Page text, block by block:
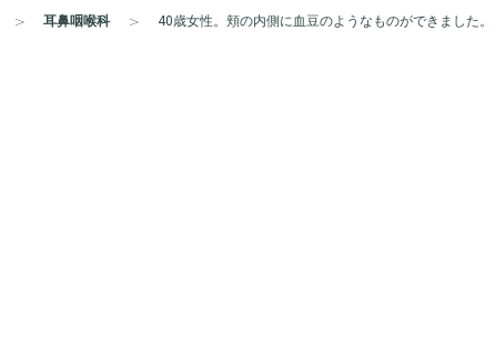
耳鼻咽喉科 40歳女性。頬の内側に血豆のようなものができました。